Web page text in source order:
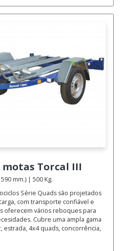
Torcal III
mm.) | 500 Kg.
Série Quads são projetados
com transporte confiável e
oferecem vários reboques para
Cubre uma ampla gama
estrada, 4x4 quads, concorrência,